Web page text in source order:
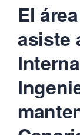
El
asiste